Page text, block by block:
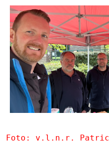
Foto: v.l.n.r. Patrick